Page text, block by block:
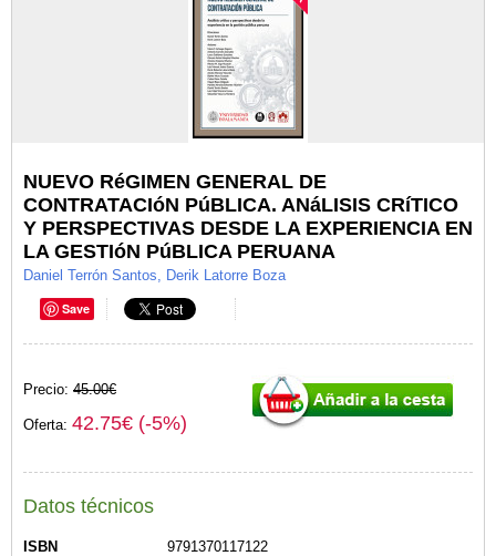
NUEVO RéGIMEN GENERAL DE
CONTRATACIóN PúBLICA. ANáLISIS CRíTICO
Y PERSPECTIVAS DESDE LA EXPERIENCIA EN
LA GESTIóN PúBLICA PERUANA
Daniel Terrón Santos, Derik Latorre Boza
Save
Precio: 45.00€
Oferta: 42.75€ (-5%)
Datos técnicos
ISBN
9791370117122